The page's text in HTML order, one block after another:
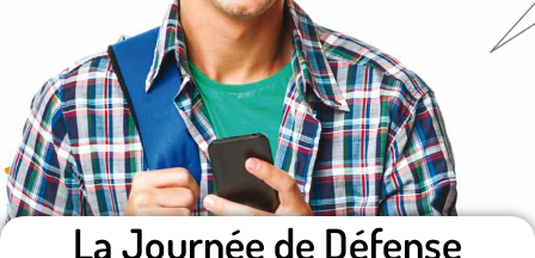
La Journée de Défense